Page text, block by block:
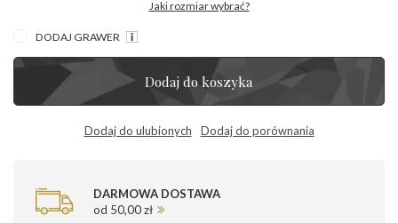
Jaki rozmiar wybrać?
DODAJ GRAWER
Dodaj do koszyka
Dodaj do ulubionych Dodaj do porównania
DARMOWA DOSTAWA
od 50,00 zł